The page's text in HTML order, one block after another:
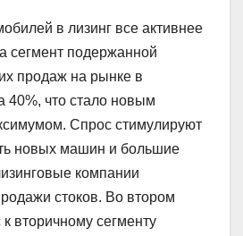
в лизинг все активнее
сегмент подержанной
продаж на рынке в
40%, что стало новым
Спрос стимулируют
новых машин и большие
компании
стоков. Во втором
вторичному сегменту